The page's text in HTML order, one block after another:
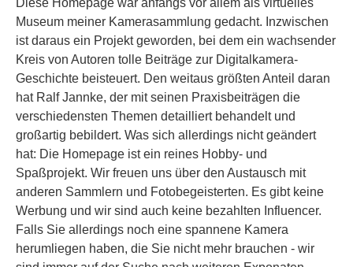
Diese Homepage war anfangs vor allem als virtuelles
Museum meiner Kamerasammlung gedacht. Inzwischen
ist daraus ein Projekt geworden, bei dem ein wachsender
Kreis von Autoren tolle Beiträge zur Digitalkamera-
Geschichte beisteuert. Den weitaus größten Anteil daran
hat Ralf Jannke, der mit seinen Praxisbeiträgen die
verschiedensten Themen detailliert behandelt und
großartig bebildert. Was sich allerdings nicht geändert
hat: Die Homepage ist ein reines Hobby- und
Spaßprojekt. Wir freuen uns über den Austausch mit
anderen Sammlern und Fotobegeisterten. Es gibt keine
Werbung und wir sind auch keine bezahlten Influencer.
Falls Sie allerdings noch eine spannene Kamera
herumliegen haben, die Sie nicht mehr brauchen - wir